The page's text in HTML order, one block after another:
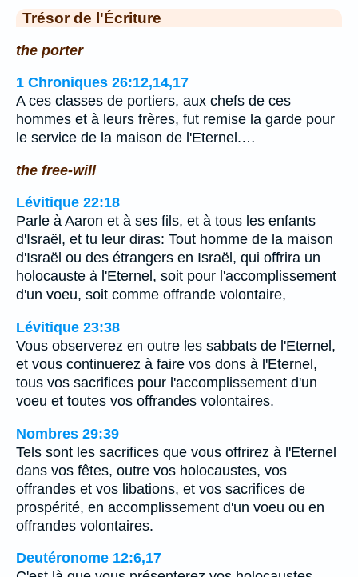
Trésor de l'Écriture
the porter
1 Chroniques 26:12,14,17
A ces classes de portiers, aux chefs de ces
hommes et à leurs frères, fut remise la garde pour
le service de la maison de l'Eternel.…
the free-will
Lévitique 22:18
Parle à Aaron et à ses fils, et à tous les enfants
d'Israël, et tu leur diras: Tout homme de la maison
d'Israël ou des étrangers en Israël, qui offrira un
holocauste à l'Eternel, soit pour l'accomplissement
d'un voeu, soit comme offrande volontaire,
Lévitique 23:38
Vous observerez en outre les sabbats de l'Eternel,
et vous continuerez à faire vos dons à l'Eternel,
tous vos sacrifices pour l'accomplissement d'un
voeu et toutes vos offrandes volontaires.
Nombres 29:39
Tels sont les sacrifices que vous offrirez à l'Eternel
dans vos fêtes, outre vos holocaustes, vos
offrandes et vos libations, et vos sacrifices de
prospérité, en accomplissement d'un voeu ou en
offrandes volontaires.
Deutéronome 12:6,17